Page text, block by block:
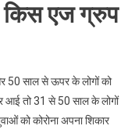
किस एज ग्रुप
50 साल से ऊपर के लोगों को
आई तो 31 से 50 साल के लोगों
को कोरोना अपना शिकार